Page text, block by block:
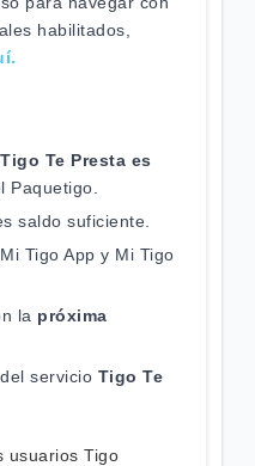
habilitados,
Tigo Te Presta es
Paquetigo.
saldo suficiente.
Tigo App y Mi Tigo
la próxima
servicio Tigo Te
usuarios Tigo